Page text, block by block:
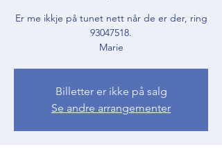
Er me ikkje på tunet nett når de er der, ring
93047518.
Marie
Billetter er ikke på salg
Se andre arrangementer